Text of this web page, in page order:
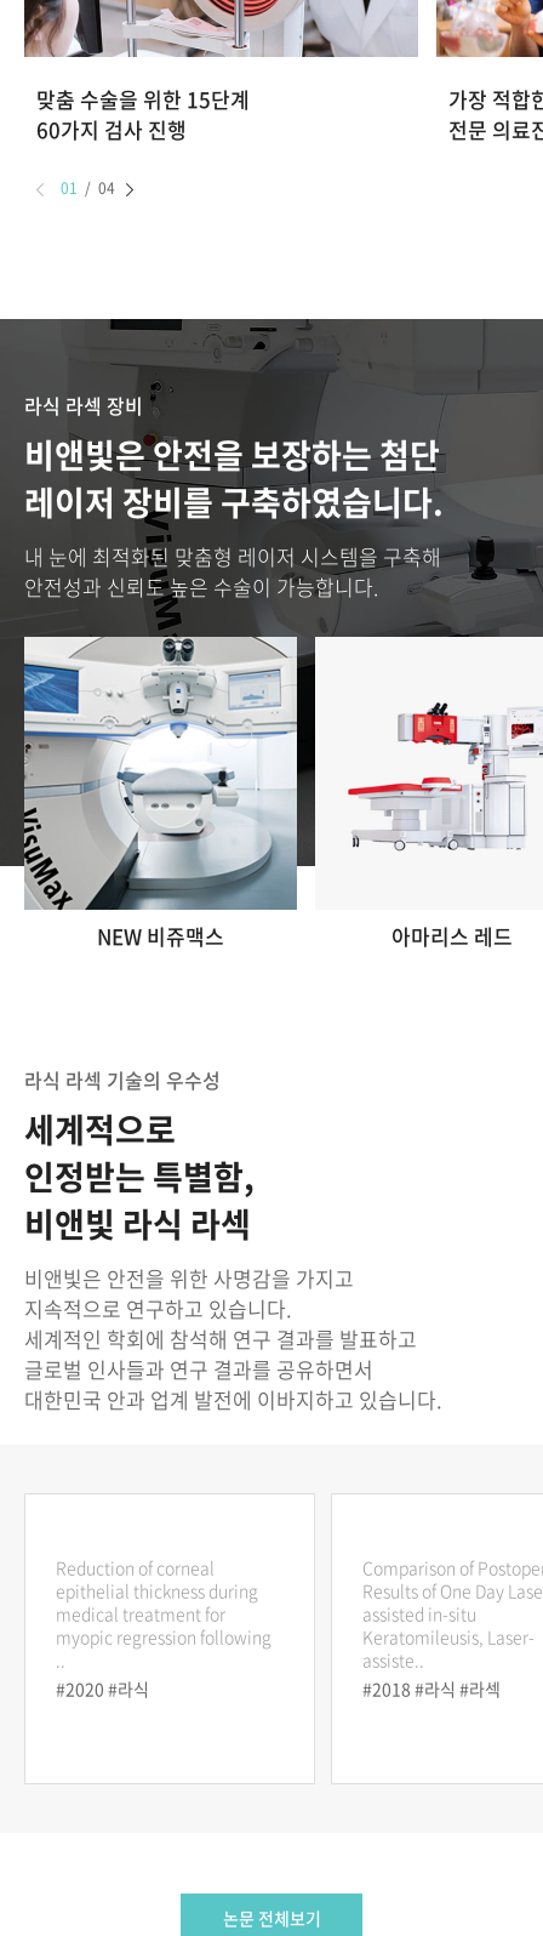
맞춤 수술을 위한 15단계
60가지 검사 진행
가장 적합
전문 의료
01 / 04
라식 라섹 장비
비앤빛은 안전을 보장하는 첨단
레이저 장비를 구축하였습니다.
내 눈에 최적화된 맞춤형 레이저 시스템을 구축해
안전성과 신뢰도 높은 수술이 가능합니다.
NEW 비쥬맥스 아마리스 레드
라식 라섹 기술의 우수성
세계적으로
인정받는 특별함,
비앤빛 라식 라섹
비앤빛은 안전을 위한 사명감을 가지고
지속적으로 연구하고 있습니다.
세계적인 학회에 참석해 연구 결과를 발표하고
글로벌 인사들과 연구 결과를 공유하면서
대한민국 안과 업계 발전에 이바지하고 있습니다.
Reduction of corneal
epithelial thickness during
medical treatment for
myopic regression following
..
#2020 #라식
Comparison of
Results of One Day
assisted in-situ
Keratomileusis, Laser-
assiste..
#2018 #라식 #라섹
논문 전체보기